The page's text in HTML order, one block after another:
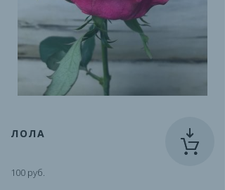
ЛОЛА
100 руб.